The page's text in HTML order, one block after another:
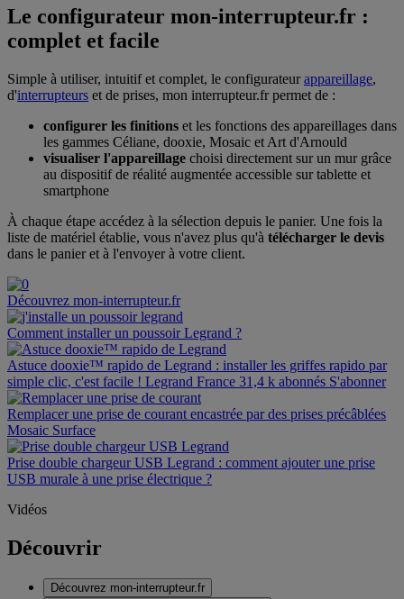
Le configurateur mon-interrupteur.fr :
complet et facile
Simple à utiliser, intuitif et complet, le configurateurappareillage,
d'interrupteurs et de prises, mon interrupteur.fr permet de :
configurer les finitions et les fonctions des appareillages dans
les gammes Céliane, dooxie, Mosaic et Art d'Arnould
visualiser l'appareillage choisi directement sur un mur grâce
au dispositif de réalité augmentée accessible sur tablette et
smartphone
À chaque étape accédez à la sélection depuis le panier. Une fois la
liste de matériel établie, vous n'avez plus qu'à télécharger le devis
dans le panier et à l'envoyer à votre client.
Découvrez mon-interrupteur.fr
Comment installer un poussoir Legrand ?
Astuce dooxie™ rapido de Legrand : installer les griffes rapido par
simple clic, c'est facile ! Legrand France 31,4 k abonnés S'abonner
Remplacer une prise de courant encastrée par des prises précâblées
Mosaic Surface
Prise double chargeur USB Legrand : comment ajouter une prise
USB murale à une prise électrique ?
Vidéos
Découvrir
Découvrez mon-interrupteur.fr